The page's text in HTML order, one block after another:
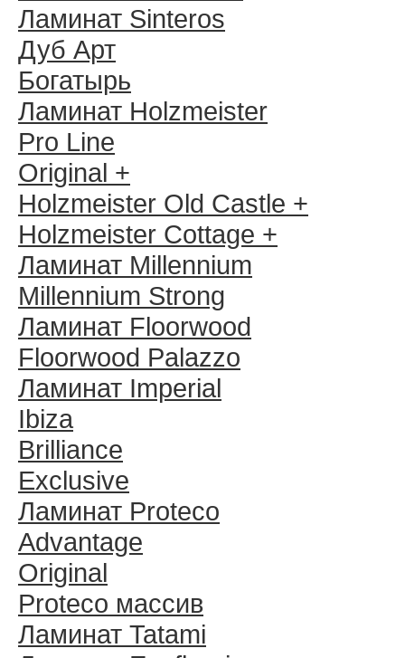
Ламинат Sinteros
Дуб Арт
Богатырь
Ламинат Holzmeister
Pro Line
Original +
Holzmeister Old Castle +
Holzmeister Cottage +
Ламинат Millennium
Millennium Strong
Ламинат Floorwood
Floorwood Palazzo
Ламинат Imperial
Ibiza
Brilliance
Exclusive
Ламинат Proteco
Advantage
Original
Proteco массив
Ламинат Tatami